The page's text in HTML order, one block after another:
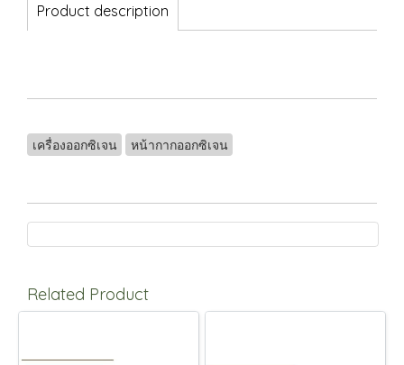
Product description
เครื่องออกซิเจน หน้ากากออกซิเจน
Related Product